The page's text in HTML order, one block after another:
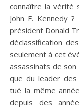
connaître la vérité
John F. Kennedy
président Donald
déclassification
seulement à cet
assassinats de
que du leader
tué la même
depuis des